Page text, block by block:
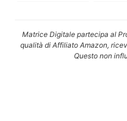
Matrice Digitale partecipa al
qualità di Affiliato Amazon,
Questo non